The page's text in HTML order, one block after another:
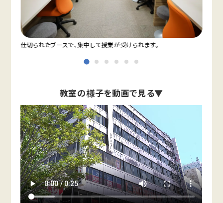
仕切られたブースで、集中して授業が受けられます。
教室の様子を動画で見る▼